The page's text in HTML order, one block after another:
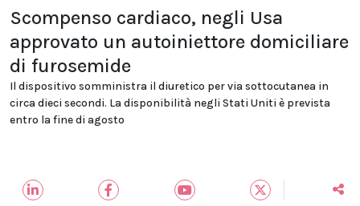
Scompenso cardiaco, negli Usa
approvato un autoiniettore domiciliare
di furosemide
Il dispositivo somministra il diuretico per via sottocutanea in
circa dieci secondi. La disponibilità negli Stati Uniti è prevista
entro la fine di agosto